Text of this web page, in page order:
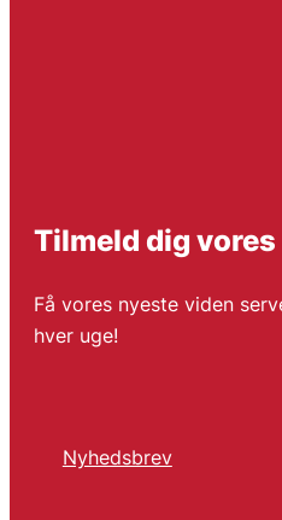
Tilmeld dig
Få vores nyeste viden
hver uge!
Nyhedsbrev